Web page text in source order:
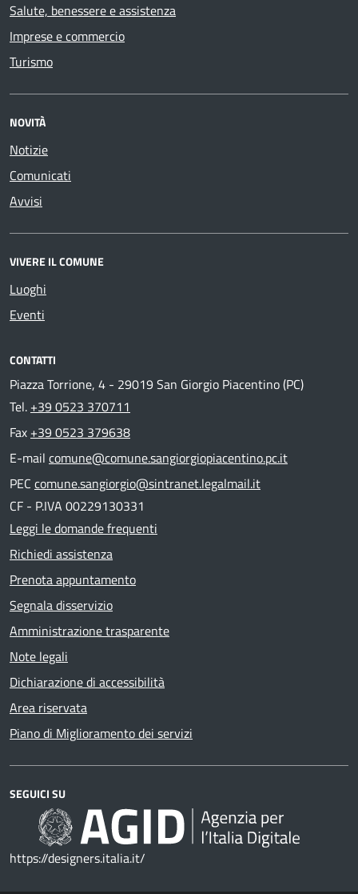
Salute, benessere e assistenza
Imprese e commercio
Turismo
NOVITÀ
Notizie
Comunicati
Avvisi
VIVERE IL COMUNE
Luoghi
Eventi
CONTATTI
Piazza Torrione, 4 - 29019 San Giorgio Piacentino (PC)
Tel. +39 0523 370711
Fax +39 0523 379638
E-mail comune@comune.sangiorgiopiacentino.pc.it
PEC comune.sangiorgio@sintranet.legalmail.it
CF - P.IVA 00229130331
Leggi le domande frequenti
Richiedi assistenza
Prenota appuntamento
Segnala disservizio
Amministrazione trasparente
Note legali
Dichiarazione di accessibilità
Area riservata
Piano di Miglioramento dei servizi
SEGUICI SU
https://designers.italia.it/